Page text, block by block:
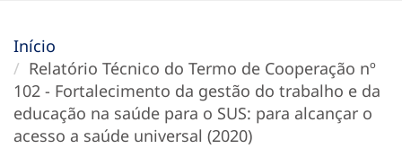
Início
Relatório Técnico do Termo de Cooperação nº
102 - Fortalecimento da gestão do trabalho e da
educação na saúde para o SUS: para alcançar o
acesso a saúde universal (2020)